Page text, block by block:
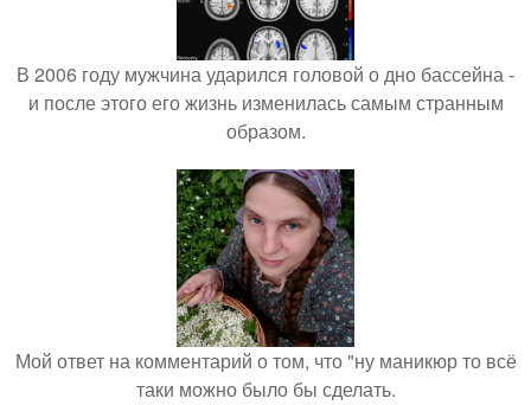
В 2006 году мужчина ударился головой о дно бассейна -
и после этого его жизнь изменилась самым странным
образом.
Мой ответ на комментарий о том, что "ну маникюр то всё
таки можно было бы сделать.